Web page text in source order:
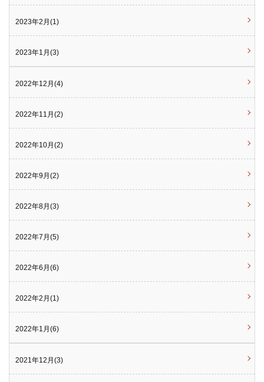
2023年2月(1)
2023年1月(3)
2022年12月(4)
2022年11月(2)
2022年10月(2)
2022年9月(2)
2022年8月(3)
2022年7月(5)
2022年6月(6)
2022年2月(1)
2022年1月(6)
2021年12月(3)